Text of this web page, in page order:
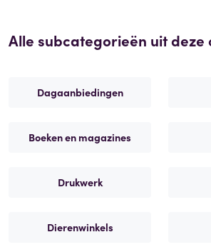
Alle subcategorieën uit deze
Dagaanbiedingen
Boeken en magazines
Drukwerk
Dierenwinkels